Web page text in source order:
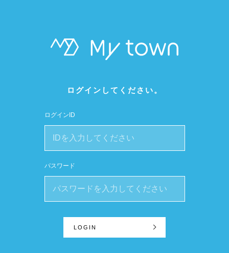
ログインしてください。
ログインID
パスワード